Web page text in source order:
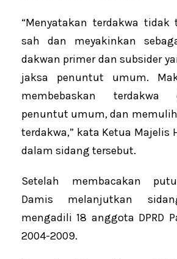
“Menyatakan terdakwa tidak
sah dan meyakinkan
dakwan primer dan subsider
jaksa penuntut umum.
membebaskan terdakwa
penuntut umum, dan
terdakwa,” kata Ketua Majelis
dalam sidang tersebut.
Setelah membacakan
Damis melanjutkan
mengadili 18 anggota DPRD
2004-2009.